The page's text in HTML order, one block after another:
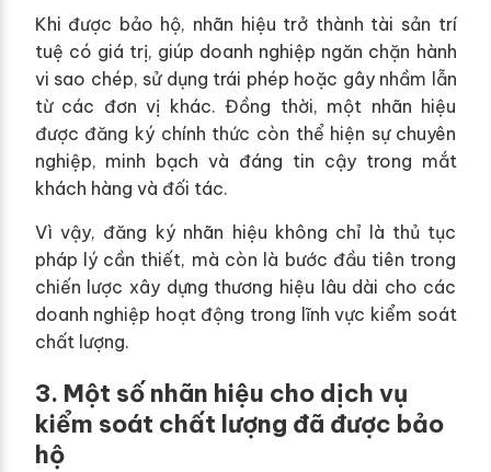
Khi được bảo hộ, nhãn hiệu trở thành tài sản trí
tuệ có giá trị, giúp doanh nghiệp ngăn chặn hành
vi sao chép, sử dụng trái phép hoặc gây nhầm lẫn
từ các đơn vị khác. Đồng thời, một nhãn hiệu
được đăng ký chính thức còn thể hiện sự chuyên
nghiệp, minh bạch và đáng tin cậy trong mắt
khách hàng và đối tác.
Vì vậy, đăng ký nhãn hiệu không chỉ là thủ tục
pháp lý cần thiết, mà còn là bước đầu tiên trong
chiến lược xây dựng thương hiệu lâu dài cho các
doanh nghiệp hoạt động trong lĩnh vực kiểm soát
chất lượng.
3. Một số nhãn hiệu cho dịch vụ
kiểm soát chất lượng đã được bảo
hộ